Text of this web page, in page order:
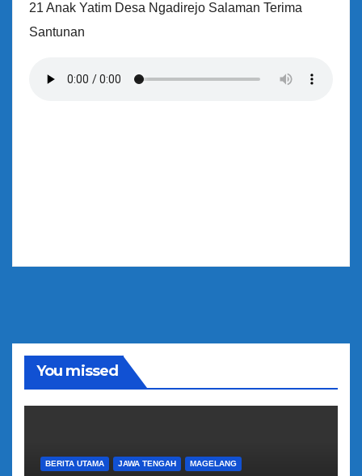
21 Anak Yatim Desa Ngadirejo Salaman Terima
Santunan
You missed
BERITA UTAMA JAWA TENGAH MAGELANG